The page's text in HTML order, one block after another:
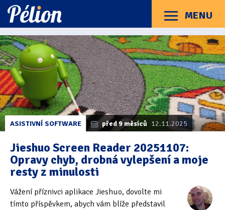
Přejít
na
štítky
Přejít
na
kategorie
Přejít
na
obsah
MENU
Menu
Články
Příručky O Pélionu Kontakt
Kategorie článků
Dotazníky
(3)
Hardware(163)
Braillské řádky(31)
Lupy
Mobilní zařízení (85)
Zápisníky(7)
ASISTIVNÍ SOFTWARE před 9 měsíců 12.11.2025
Jieshuo Screen Reader 20251107:
Opravy chyb, drobná vylepšení a moje
resty z minulosti
Vážení příznivci aplikace Jieshuo, dovolte mi
tímto příspěvkem, abych vám blíže představil